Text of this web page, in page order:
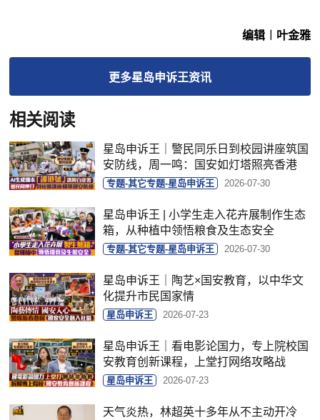
编辑︱叶金雅
更多星岛申诉王资讯
相关阅读
星岛申诉王｜警民同乐日到校园讲座筑国
安防线，周一鸣：国安如灯塔照亮香港
专题-其它专题-星岛申诉王 2026-07-30
星岛申诉王 | 小学生走入花卉展制作生态
箱，从种植中领悟粮食及生态安全
专题-其它专题-星岛申诉王 2026-07-30
星岛申诉王｜陶艺×国安教育，以中华文
化提升市民国家情
星岛申诉王 2026-07-23
星岛申诉王｜看电影论国力，专上院校国
安教育创新课程，上堂打网络攻略战
星岛申诉王 2026-07-23
天气炎热，林超英十多年从不主动开冷